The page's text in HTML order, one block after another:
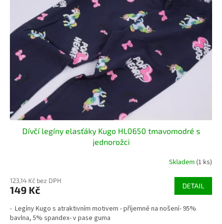
Dívčí legíny elasťáky Kugo HL0650 tmavomodré s
jednorožci
Skladem (1 ks)
123,14 Kč bez DPH
149 Kč DETAIL
- Legíny Kugo s atraktivním motivem - příjemné na nošení- 95%
bavlna, 5% spandex- v pase guma